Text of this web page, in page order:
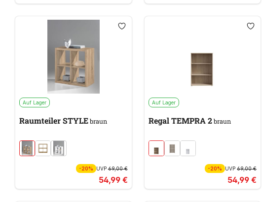
Auf Lager
Raumteiler STYLEbraun
-20% UVP69,00 €
54,99 €
Auf Lager
Regal TEMPRA 2braun
-20% UVP69,00 €
54,99 €